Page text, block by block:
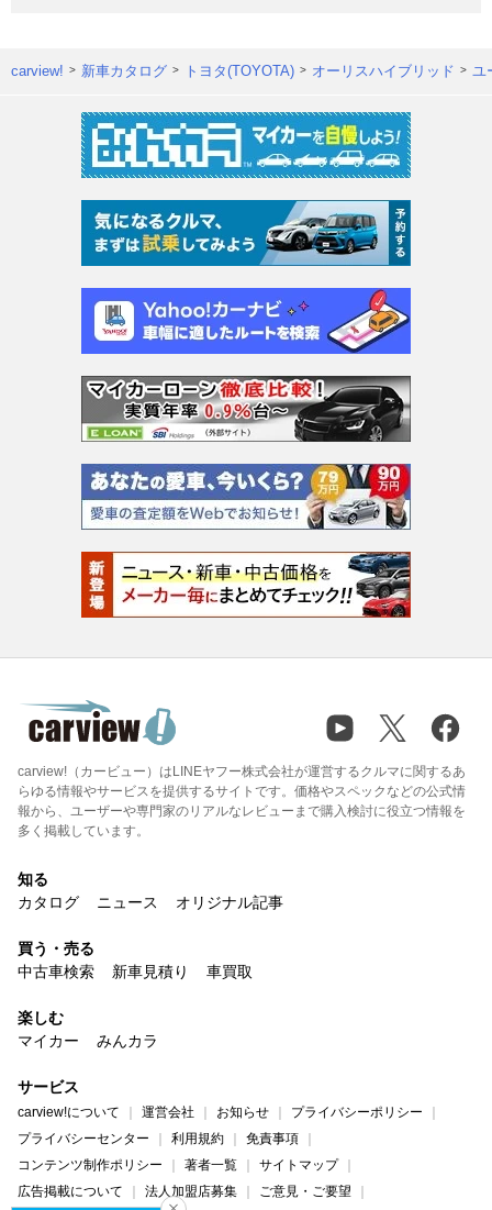
carview! 新車カタログ トヨタ(TOYOTA) オーリスハイブリッド ユ
carview!（カービュー）はLINEヤフー株式会社が運営するクルマに関するあ
らゆる情報やサービスを提供するサイトです。価格やスペックなどの公式情
報から、ユーザーや専門家のリアルなレビューまで購入検討に役立つ情報を
多く掲載しています。
知る
カタログ
ニュース オリジナル記事
買う・売る
中古車検索
新車見積り 車買取
楽しむ
マイカー
みんカラ
サービス
carview!について 運営会社 お知らせ
プライバシーポリシー
プライバシーセンター
利用規約
免責事項
コンテンツ制作ポリシー
著者一覧
サイトマップ
広告掲載について
法人加盟店募集
ご意見・ご要望